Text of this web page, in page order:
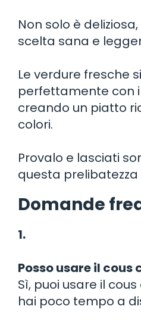
Non solo è
scelta sana e
Le verdure fresche
perfettamente con
creando un piatto
colori.
Provalo e lasciati
questa
Domande
1.
Posso usare il cous
Sì, puoi usare il
hai poco tempo a